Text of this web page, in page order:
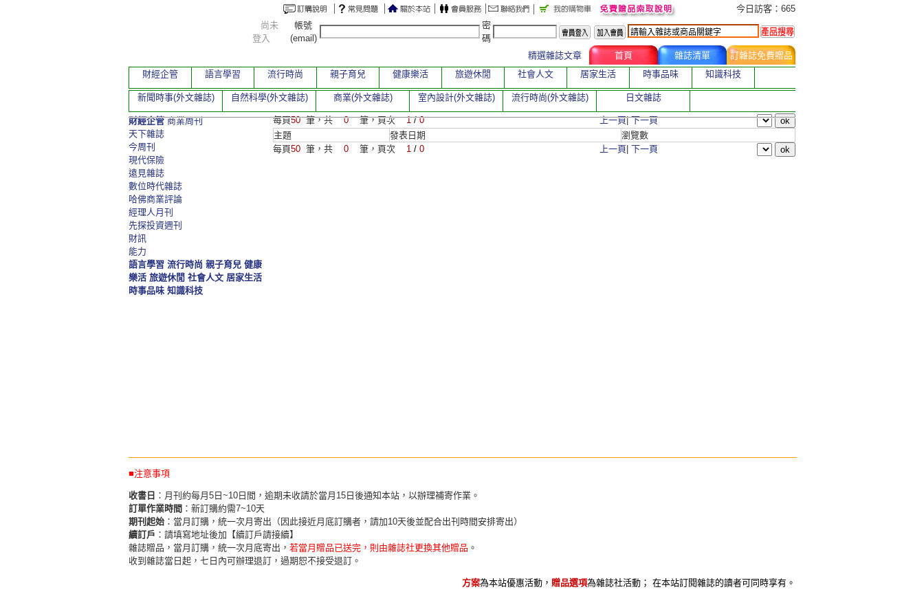
每頁50 筆，共 0 筆，頁次1/0 上一頁|下一頁
主題
發表日期
瀏覽數
每頁50 筆，共 0 筆，頁次 1 / 0 上一頁 下一頁
財經企管 商業周刊
天下雜誌
今周刊
現代保險
遠見雜誌
數位時代雜誌
哈佛商業評論
經理人月刊
先探投資週刊
財訊
能力
語言學習 流行時尚 親子育兒 健康
樂活 旅遊休閒 社會人文 居家生活
時事品味 知識科技
今日訪客：665
尚未
登入
帳號
(email)
密
碼
精選雜誌文章
首頁 雜誌清單
訂雜誌免費贈品
財經企管
語言學習 流行時尚 親子育兒 健康樂活 旅遊休閒 社會人文 居家生活 時事品味 知識科技
新聞時事(外文雜誌) 自然科學(外文雜誌) 商業(外文雜誌) 室內設計(外文雜誌) 流行時尚(外文雜誌) 日文雜誌
■注意事項
收書日 ：月刊約每月5日~10日間，逾期未收請於當月15日後通知本站，以辦理補寄作業。
訂單作業時間 ：新訂購約需7~10天
期刊起始 ：當月訂購，統一次月寄出（因此接近月底訂購者，請加10天後並配合出刊時間安排寄出）
續訂戶 ：請填寫地址後加【續訂戶請接續】
雜誌贈品，當月訂購，統一次月底寄出， 若當月贈品已送完，則由雜誌社更換其他贈品 。
收到雜誌當日起，七日內可辦理退訂，過期恕不接受退訂。
方案為本站優惠活動， 贈品選項為雜誌社活動； 在本站訂閱雜誌的讀者可同時享有。